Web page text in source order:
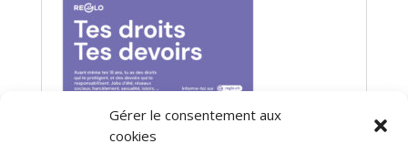
Gérer le consentement aux
cookies